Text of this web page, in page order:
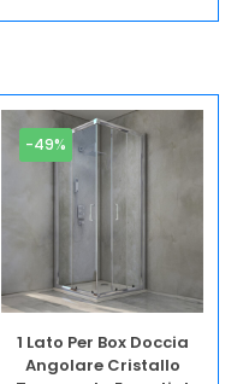
-49%
1 Lato Per Box Doccia
Angolare Cristallo